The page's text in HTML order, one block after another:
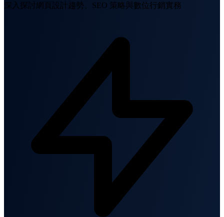
深入探討網頁設計趨勢、SEO 策略與數位行銷實務